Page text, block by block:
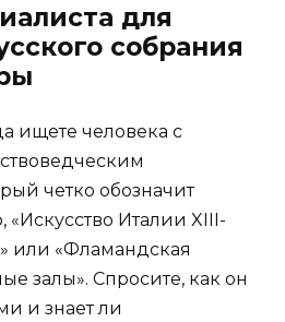
для
собрания
ищете человека с
четко обозначит
Италии XIII-
или «Фламандская
залы». Спросите, как он
и знает ли